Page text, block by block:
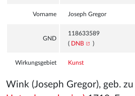
Vorname Joseph Gregor
GND
118633589
( DNB )
Wirkungsgebiet Kunst
Wink (Joseph Gregor), geb. zu